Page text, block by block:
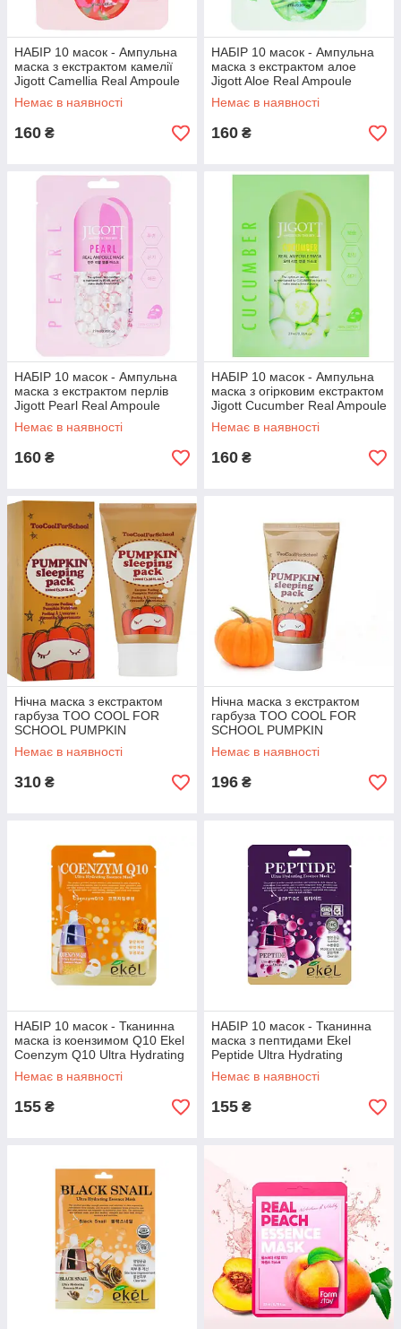
НАБІР 10 масок - Ампульна
маска з екстрактом камелії
Jigott Camellia Real Ampoule
Mask, 10 шт.*27 мл.
Немає в наявності
160 ₴
НАБІР 10 масок - Ампульна
маска з екстрактом алое
Jigott Aloe Real Ampoule
Mask, 10 шт.*27 мл.
Немає в наявності
160 ₴
НАБІР 10 масок - Ампульна
маска з екстрактом перлів
Jigott Pearl Real Ampoule
Mask, 10 шт.*27 мл.
Немає в наявності
160 ₴
НАБІР 10 масок - Ампульна
маска з огірковим екстрактом
Jigott Cucumber Real Ampoule
Mask, 10 шт.*27 мл.
Немає в наявності
160 ₴
Нічна маска з екстрактом
гарбуза TOO COOL FOR
SCHOOL PUMPKIN
SLEEPING PACK, 100 мл
Немає в наявності
310 ₴
Нічна маска з екстрактом
гарбуза TOO COOL FOR
SCHOOL PUMPKIN
SLEEPING PACK, 30 мл
Немає в наявності
196 ₴
НАБІР 10 масок - Тканинна
маска із коензимом Q10 Ekel
Coenzym Q10 Ultra Hydrating
Essence Mask, 25 мл.*10 шт.
Немає в наявності
155 ₴
НАБІР 10 масок - Тканинна
маска з пептидами Ekel
Peptide Ultra Hydrating
Essence Mask, 25 мл.*10 шт.
Немає в наявності
155 ₴